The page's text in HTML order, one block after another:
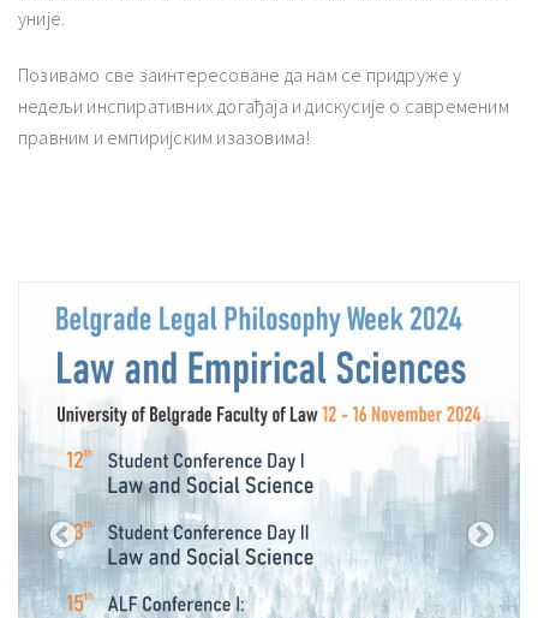
уније.
Позивамо све заинтересоване да нам се придруже у
недељи инспиративних догађаја и дискусије о савременим
правним и емпиријским изазовима!